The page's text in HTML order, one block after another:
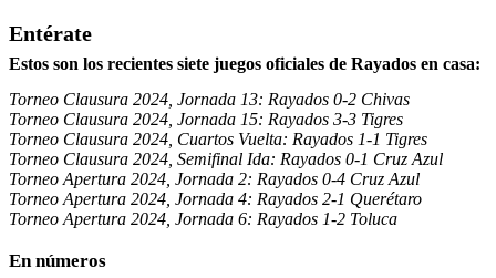
Entérate
Estos son los recientes siete juegos oficiales de Rayados en casa:
Torneo Clausura 2024, Jornada 13: Rayados 0-2 Chivas
Torneo Clausura 2024, Jornada 15: Rayados 3-3 Tigres
Torneo Clausura 2024, Cuartos Vuelta: Rayados 1-1 Tigres
Torneo Clausura 2024, Semifinal Ida: Rayados 0-1 Cruz Azul
Torneo Apertura 2024, Jornada 2: Rayados 0-4 Cruz Azul
Torneo Apertura 2024, Jornada 4: Rayados 2-1 Querétaro
Torneo Apertura 2024, Jornada 6: Rayados 1-2 Toluca
En números